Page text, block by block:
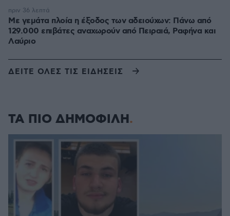
Με γεμάτα πλοία η έξοδος των αδειούχων: Πάνω από
129.000 επιβάτες αναχωρούν από Πειραιά, Ραφήνα και
Λαύριο
πριν 36 λεπτά
ΔΕΙΤΕ ΟΛΕΣ ΤΙΣ ΕΙΔΗΣΕΙΣ
ΤΑ ΠΙΟ ΔΗΜΟΦΙΛΗ